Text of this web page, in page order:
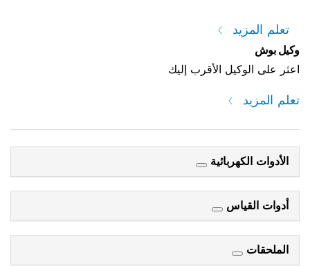
تعلم المزيد
وكيل بوش
اعثر على الوكيل الأقرب إليك
تعلم المزيد
الأدوات الكهربائية
أدوات القياس
الملحقات